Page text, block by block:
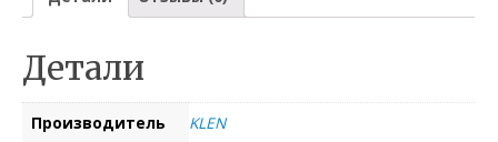
Детали
Производитель KLEN